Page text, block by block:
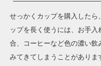
せっかくカップを購入したら
ップを長く使うには、お手
合、コーヒーなど色の濃い
みてきてしまうことがありま